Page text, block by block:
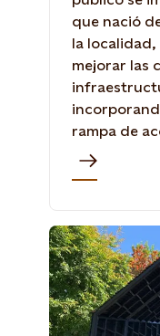
que nació
la
mejorar las
rampa de
adaptadas
movilidad
anfiteatro.